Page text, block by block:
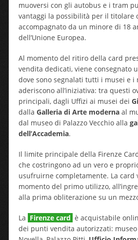
muoversi con gli autobus e i tram
vantaggi la possibilità per il titolare
accompagnato da un minore di 18
dell’Unione Europea.
Al momento del ritiro della card
vendita dedicati, viene consegnato
dove sono segnalati tutti i musei e i
aderiscono all’iniziativa: tra questi
principali, dagli Uffizi ai musei dei
dalla Galleria di Arte modernaal
dal museo di Palazzo Vecchio alla
dell’Accademia.
Il limite principale della Firenze
che costringono ad un vero e
usufruirne completamente. La card
momento del primo utilizzo,
alla prima obliterazione su un
La Firenze card è acquistabile
dei punti vendita autorizzati: